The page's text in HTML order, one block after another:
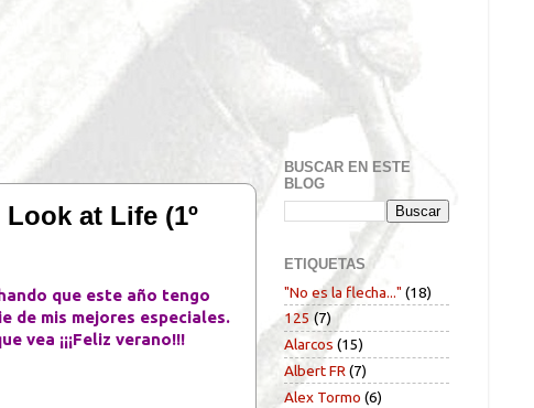
Look at Life (1º
que este año tengo
de mis mejores especiales.
vea ¡¡¡Feliz verano!!!
BUSCAR EN ESTE
BLOG
ETIQUETAS
"No es la flecha..." (18)
125 (7)
Alarcos (15)
Albert FR (7)
Alex Tormo (6)